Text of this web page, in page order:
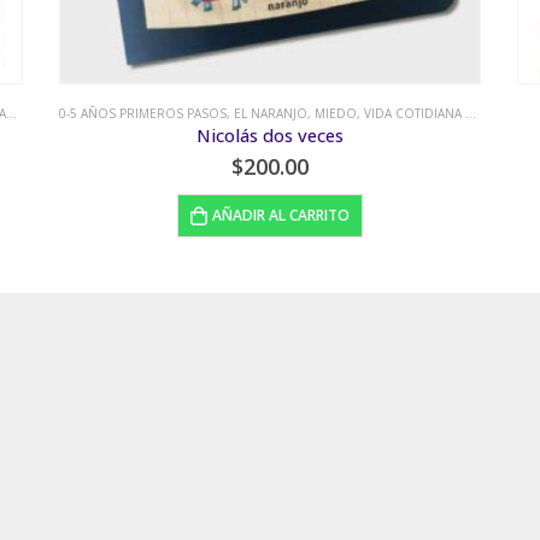
0-5 AÑOS PRIMEROS PASOS,ANIMALES,COMBEL, POP-UP
La Gallina Feliz (cu-cú sorpresa)
$450.00
AÑADIR AL CARRITO